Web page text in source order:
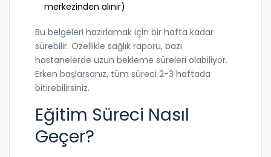
merkezinden alınır)
Bu belgeleri hazırlamak için bir hafta kadar
sürebilir. Özellikle sağlık raporu, bazı
hastanelerde uzun bekleme süreleri olabiliyor.
Erken başlarsanız, tüm süreci 2-3 haftada
bitirebilirsiniz.
Eğitim Süreci Nasıl
Geçer?